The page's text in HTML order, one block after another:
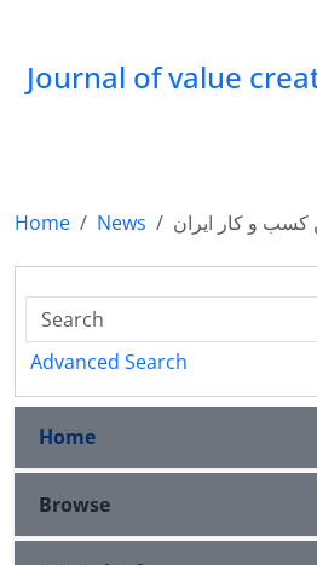
Journal of value
Home News کسب و کار ایران
Advanced Search
Home
Browse